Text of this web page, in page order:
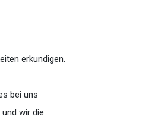
erkundigen.
bei uns
wir die